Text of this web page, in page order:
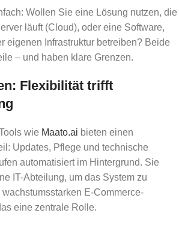
Wollen Sie eine Lösung nutzen, die
läuft (Cloud), oder eine Software,
eigenen Infrastruktur betreiben? Beide
– und haben klare Grenzen.
Flexibilität trifft
wie Maato.ai bieten einen
Updates, Pflege und technische
automatisiert im Hintergrund. Sie
IT-Abteilung, um das System zu
E-Commerce-
eine zentrale Rolle.